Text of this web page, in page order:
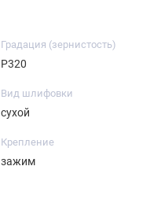
Градация (зернистость)
P320
Вид шлифовки
сухой
Крепление
зажим